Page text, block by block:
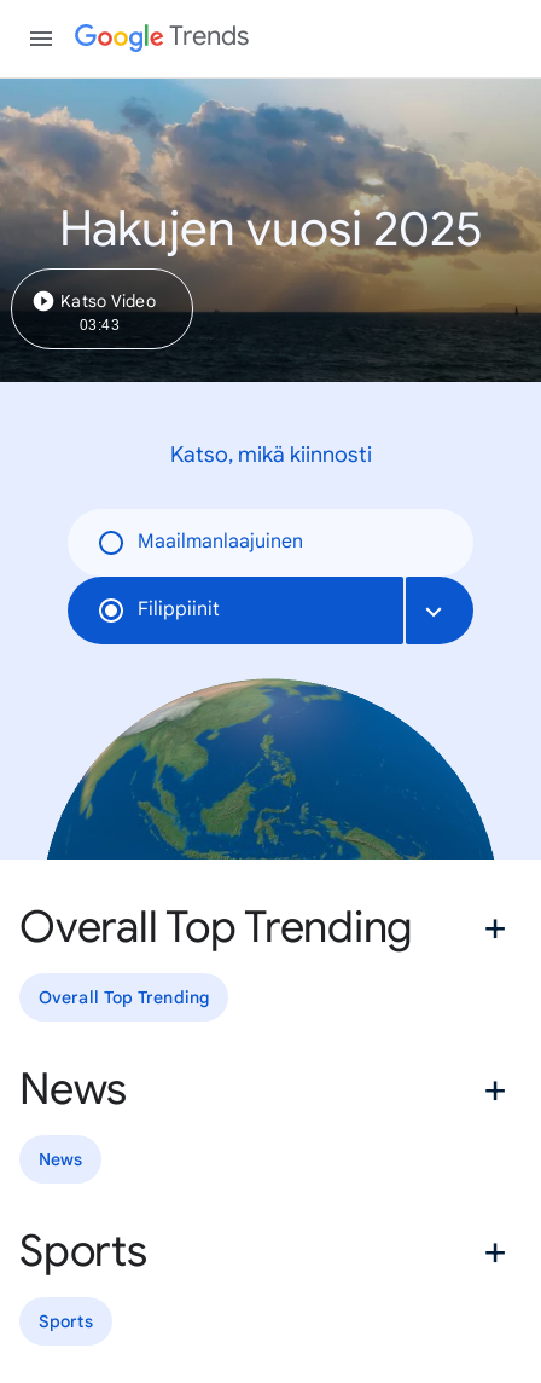
Trends
Hakujen vuosi 2025
Katso Video
03:43
Katso, mikä kiinnosti
Maailmanlaajuinen
Filippiinit
Overall Top Trending
Overall Top Trending
News
News
Sports
Sports